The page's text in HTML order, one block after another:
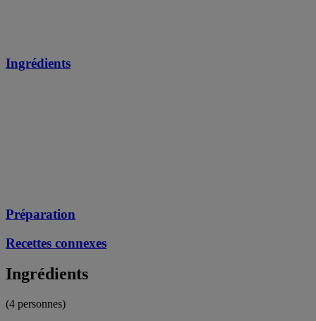
Ingrédients
Préparation
Recettes connexes
Ingrédients
(4 personnes)